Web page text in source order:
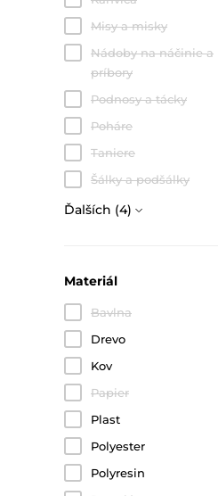
Misy a misky
Nádoby na náčinie a
príbory
Podnosy a tácky
Poháre
Taniere
Šálky a podšálky
Ďalších (4)
Materiál
Bavlna
Drevo
Kov
Papier
Plast
Polyester
Polyresin